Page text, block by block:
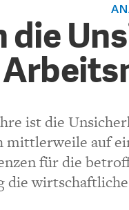
kostenloser
die
ist die
mittlerweile auf
für die
die
Jobs Guarantee, wie